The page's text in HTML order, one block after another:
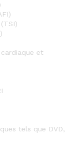
et
tels que DVD,